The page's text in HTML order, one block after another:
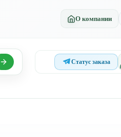
О компании
Статус заказа